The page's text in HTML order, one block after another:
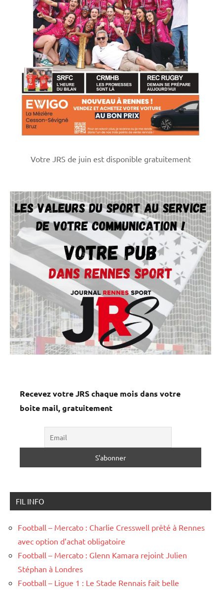
Votre JRS de juin est disponible gratuitement
Recevez votre JRS chaque mois dans votre
boite mail, gratuitement
FIL INFO
Football – Mercato : Charlie Cresswell prêté à Rennes
avec option d’achat obligatoire
Football – Mercato : Glenn Kamara rejoint Julien
Stéphan à Londres
Football – Ligue 1 : Le Stade Rennais fait belle